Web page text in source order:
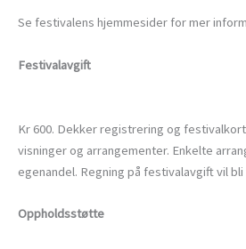
Se festivalens hjemmesider for mer
Festivalavgift
Kr 600. Dekker registrering og
visninger og arrangementer. Enkelte
egenandel. Regning på festivalavgift vil
Oppholdsstøtte